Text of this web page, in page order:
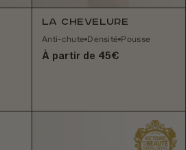
La Chevelure
Anti-chute Densité Pousse
À partir de 45€